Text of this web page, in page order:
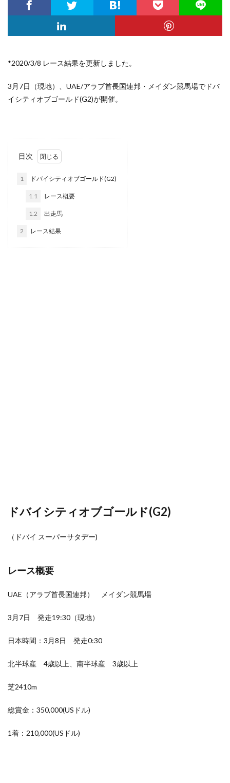
*2020/3/8 レース結果を更新しました。
3月7日（現地）、UAE/アラブ首長国連邦・メイダン競馬場でドバ
イシティオブゴールド(G2)が開催。
目次
1 ドバイシティオブゴールド(G2)
1.1 レース概要
1.2 出走馬
2 レース結果
ドバイシティオブゴールド(G2)
（ドバイ スーパーサタデー)
レース概要
UAE（アラブ首長国連邦） メイダン競馬場
3月7日 発走19:30（現地）
日本時間：3月8日 発走0:30
北半球産 4歳以上、南半球産 3歳以上
芝2410m
総賞金：350,000(USドル)
1着：210,000(USドル)